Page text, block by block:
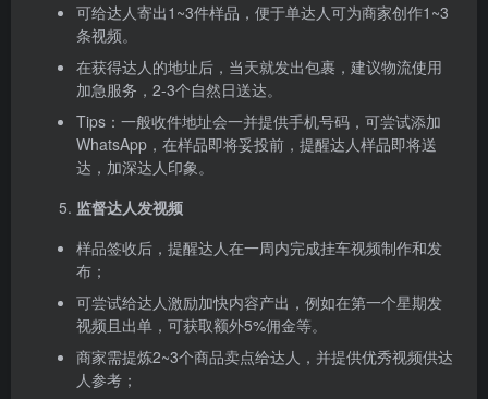
可给达人寄出1~3件样品，便于单达人可为商家创作1~3
条视频。
在获得达人的地址后，当天就发出包裹，建议物流使用
加急服务，2-3个自然日送达。
Tips：一般收件地址会一并提供手机号码，可尝试添加
WhatsApp，在样品即将妥投前，提醒达人样品即将送
达，加深达人印象。
监督达人发视频
样品签收后，提醒达人在一周内完成挂车视频制作和发
布；
可尝试给达人激励加快内容产出，例如在第一个星期发
视频且出单，可获取额外5%佣金等。
商家需提炼2~3个商品卖点给达人，并提供优秀视频供达
人参考；